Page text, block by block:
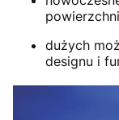
dużych
designu i